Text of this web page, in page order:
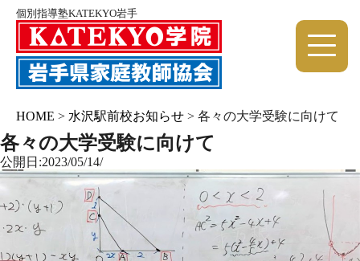
個別指導塾KATEKYO岩手
HOME > 水沢駅前校お知らせ > 各々の大学受験に向けて
各々の大学受験に向けて
公開日:2023/05/14/